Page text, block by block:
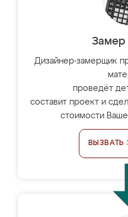
Замер
Дизайнер-замерщик
проведёт
составит проект и
стоимости